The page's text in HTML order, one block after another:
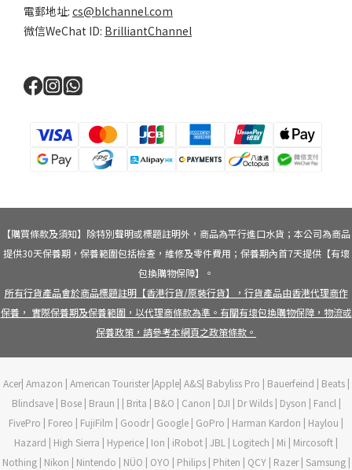
電郵地址: cs@blchannel.com
微信WeChat ID: BrilliantChannel
【購買條款及須知】除特別聲明或標題註明外，商品為平行進口水貨；本公司為商品
提供30天保養期，保養範圍包括檢查，維修及零件費用；保養期內首7天提供【有壞
包換購物保障】。
所有行貨產品會於商品標題註明【香港行貨/原裝行貨】，行貨產品由香港代理商作
保養， 實際保養期及保養範圍，以代理商條款為準。有關有壞包換購物保障，物流或
保養政策，請參考本網頁之政策條款。
Acer| Amazon | American Tourister |Apple| A&S| Babyliss Pro | Bauerfeind | Beats |
Blindsave | Bose | Braun | | Brita | B&O | Canon | DJI | Dr Wilds | Dyson | Fancl |
FivePro | Foreo | FujiFilm | Goodr | Google | GoPro | Harman Kardon | Haylou |
Hazard | High Sierra | Hyperice | Ion | iRobot | JBL | Logitech | Mi | Mircosoft |
Nothing | Nikon | Nintendo | NÜO | OYO | Philips | Phiten | QCY | Razer | Samsung |